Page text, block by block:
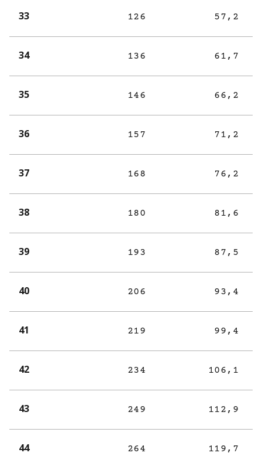
33 126 57,2
34 136 61,7
35 146 66,2
36 157 71,2
37 168 76,2
38 180 81,6
39 193 87,5
40 206 93,4
41 219 99,4
42 234 106,1
43 249 112,9
44 264 119,7